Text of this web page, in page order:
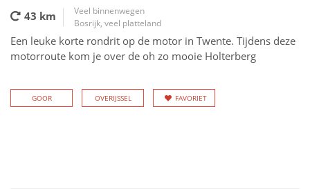
43 km
Veel binnenwegen
Bosrijk, veel platteland
Een leuke korte rondrit op de motor in Twente. Tijdens deze
motorroute kom je over de oh zo mooie Holterberg
GOOR OVERIJSSEL FAVORIET